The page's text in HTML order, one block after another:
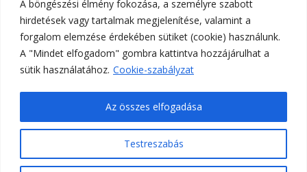
A böngészési élmény fokozása, a személyre szabott
hirdetések vagy tartalmak megjelenítése, valamint a
forgalom elemzése érdekében sütiket (cookie) használunk.
A "Mindet elfogadom" gombra kattintva hozzájárulhat a
sütik használatához. Cookie-szabályzat
Testreszabás
Az összes elfogadása
Ferences Templom Pécs - PA - hivatalos oldala 2021.